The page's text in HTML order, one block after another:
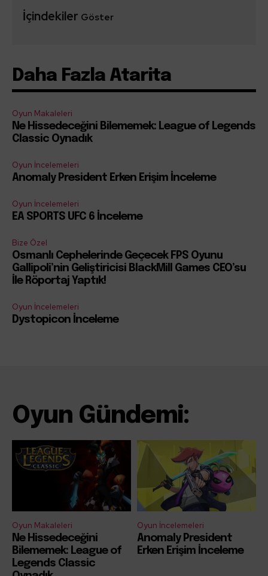
İçindekiler Göster
Daha Fazla Atarita
Oyun Makaleleri
Ne Hissedeceğini Bilememek: League of Legends
Classic Oynadık
Oyun İncelemeleri
Anomaly President Erken Erişim İnceleme
Oyun İncelemeleri
EA SPORTS UFC 6 İnceleme
Bize Özel
Osmanlı Cephelerinde Geçecek FPS Oyunu
Gallipoli’nin Geliştiricisi BlackMill Games CEO’su
İle Röportaj Yaptık!
Oyun İncelemeleri
Dystopicon İnceleme
Oyun Gündemi:
Oyun Makaleleri
Ne Hissedeceğini
Bilememek: League of
Legends Classic
Oyun İncelemeleri
Anomaly President
Erken Erişim İnceleme